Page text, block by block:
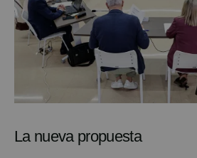
La nueva propuesta